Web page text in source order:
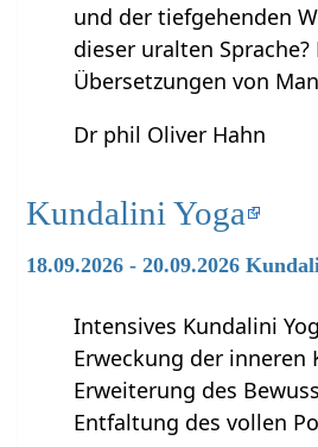
und der tiefgehenden
dieser uralten
Übersetzungen von
Dr phil Oliver Hahn
Kundalini Yoga
18.09.2026 - 20.09.2026
Intensives Kundalini
Erweckung der inneren
Erweiterung des
Entfaltung des vollen